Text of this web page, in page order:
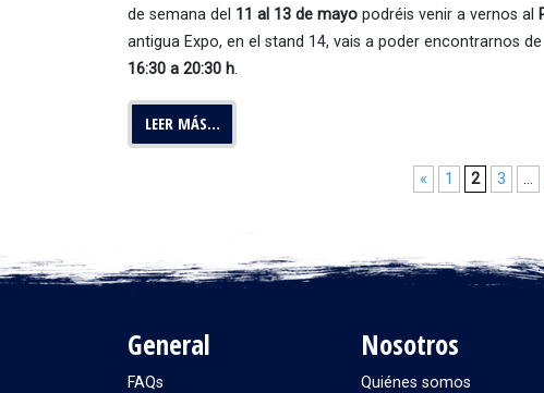
de semana del 11 al 13 de mayo podréis venir a vernos al
antigua Expo, en el stand 14, vais a poder encontrarnos de
16:30 a 20:30 h.
LEER MÁS…
« 1 2 3 ...
General
FAQs
Nosotros
Quiénes somos